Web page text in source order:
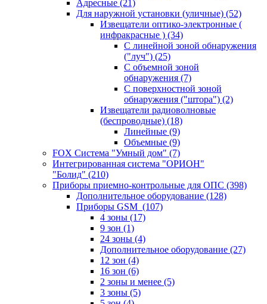
Адресные (21)
Для наружной установки (уличные) (52)
Извещатели оптико-электронные (
инфракрасные ) (34)
С линейной зоной обнаружения
("луч") (25)
С объемной зоной
обнаружения (7)
С поверхностной зоной
обнаружения ("штора") (2)
Извещатели радиоволновые
(беспроводные) (18)
Линейные (9)
Объемные (9)
FOX Система "Умный дом" (7)
Интегрированная система "ОРИОН"
"Болид" (210)
Приборы приемно-контрольные для ОПС (398)
Дополнительное оборудование (128)
Приборы GSM (107)
4 зоны (17)
9 зон (1)
24 зоны (4)
Дополнительное оборудование (27)
12 зон (4)
16 зон (6)
2 зоны и менее (5)
3 зоны (5)